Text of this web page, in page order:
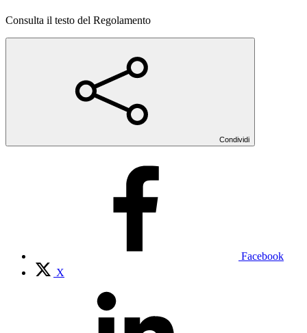
Consulta il testo del Regolamento
Condividi
Facebook
X